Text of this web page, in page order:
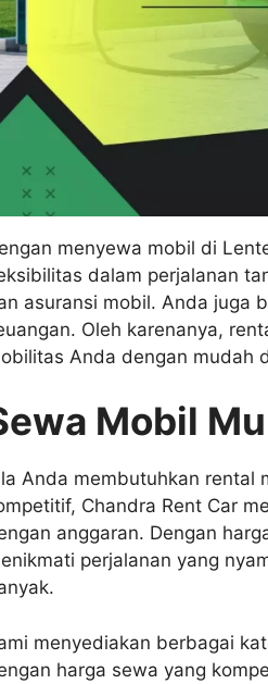
menyewa mobil di
dalam perjalanan
asuransi mobil. Anda juga
Oleh karenanya,
Anda dengan mudah
Mobil
Anda membutuhkan rental
Chandra Rent Car
anggaran. Dengan
perjalanan yang
menyediakan berbagai
harga sewa yang